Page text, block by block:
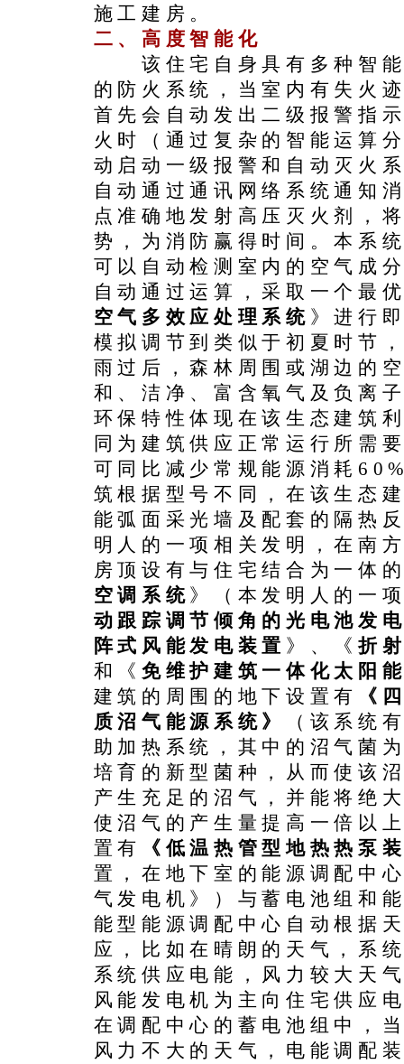
施工建房。
二、高度智能化
该住宅自身具有多种智能
的防火系统，当室内有失火
首先会自动发出二级报警指
火时（通过复杂的智能运算
动启动一级报警和自动灭火
自动通过通讯网络系统通知
点准确地发射高压灭火剂，
势，为消防赢得时间。本系
可以自动检测室内的空气成
自动通过运算，采取一个最
空气多效应处理系统 》进行
模拟调节到类似于初夏时节
雨过后，森林周围或湖边的
和、洁净、富含氧气及负离
环保特性体现在该生态建筑
同为建筑供应正常运行所需
可同比减少常规能源消耗
筑根据型号不同，在该生态
能弧面采光墙及配套的隔热
明人的一项相关发明，在南
房顶设有与住宅结合为一体
空调系统 》（本发明人的一
动跟踪调节倾角的光电池发
阵式风能发电装置 》、《折
和《 免维护建筑一体化太阳
建筑的周围的地下设置有
《
质沼气能源系统》
（该系统
助加热系统，其中的沼气菌
培育的新型菌种，从而使该
产生充足的沼气，并能将绝
使沼气的产生量提高一倍以
置有
《低温热管型地热热泵
置，在地下室的能源调配中
气发电机》）与蓄电池组和
能型能源调配中心自动根据
应，比如在晴朗的天气，系
系统供应电能，风力较大天
风能发电机为主向住宅供应
在调配中心的蓄电池组中，
风力不大的天气，电能调配